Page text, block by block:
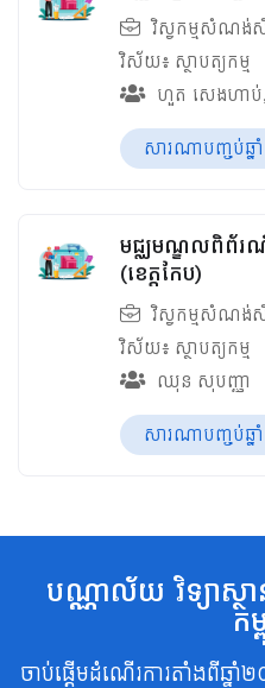
វិស្វកម្មសំណង់ស៊ី
វិស័យ៖ ស្ថាបត្យកម្ម
ហួត សេងហាប់,
សារណាបញ្ចប់ឆ្នាំ
មជ្ឈមណ្ឌលពិព័រណ៍
(ខេត្តកែប)
វិស្វកម្មសំណង់ស៊ី
វិស័យ៖ ស្ថាបត្យកម្ម
ឈុន សុបញ្ញា
សារណាបញ្ចប់ឆ្នាំ
បណ្ណាល័យ វិទ្យាស្ថ
កម្
ចាប់ផ្តើមដំណើរការតាំងពីឆ្នាំ